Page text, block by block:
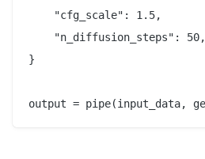
    "cfg_scale": 1.5,
    "n_diffusion_steps": 50,
}